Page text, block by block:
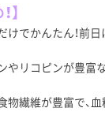
】
けでかんたん！前
やリコピンが豊富
物繊維が豊富で、